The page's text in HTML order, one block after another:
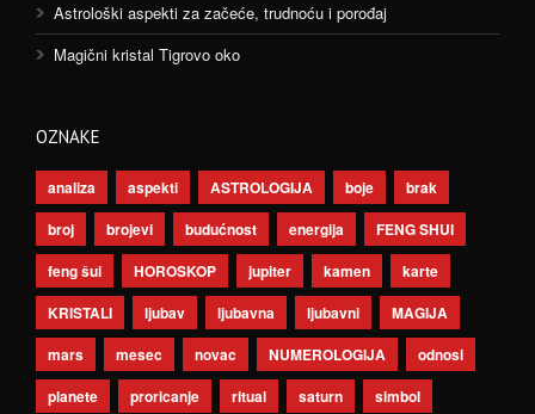
Astrološki aspekti za začeće, trudnoću i porođaj
Magični kristal Tigrovo oko
OZNAKE
analiza aspekti ASTROLOGIJA boje
brak
broj
brojevi budućnost energija
FENG SHUI
feng šui
HOROSKOP jupiter kamen
karte
KRISTALI
ljubav ljubavna ljubavni
MAGIJA
mars
mesec novac NUMEROLOGIJA
odnosi
planete
proricanje ritual saturn
simbol